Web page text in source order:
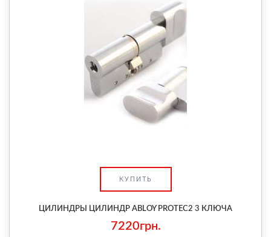
КУПИТЬ
ЦИЛИНДРЫ ЦИЛИНДР ABLOY PROTEC2 3 КЛЮЧА
7220грн.